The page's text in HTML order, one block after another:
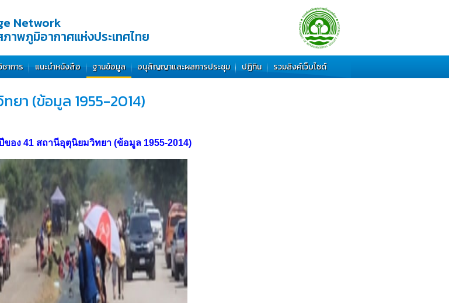
Network
าพภูมิอากาศแห่งประเทศไทย
าการ แนะนำหนังสือ ฐานข้อมูล อนุสัญญาและผลการประชุม ปฏิทิน รวมลิงค์เว็บไซด์
า (ข้อมูล 1955-2014)
อง 41 สถานีอุตุนิยมวิทยา (ข้อมูล 1955-2014)